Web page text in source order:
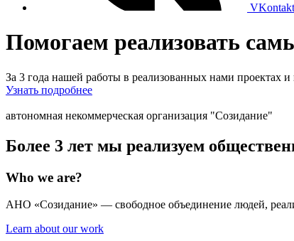
Помогаем реализовать
За 3 года нашей работы в реализованных нами проектах
Узнать подробнее
автономная некоммерческая организация "Созидание"
Более 3 лет мы реализуем
Who we are?
АНО «Созидание» — свободное объединение людей,
Learn about our work